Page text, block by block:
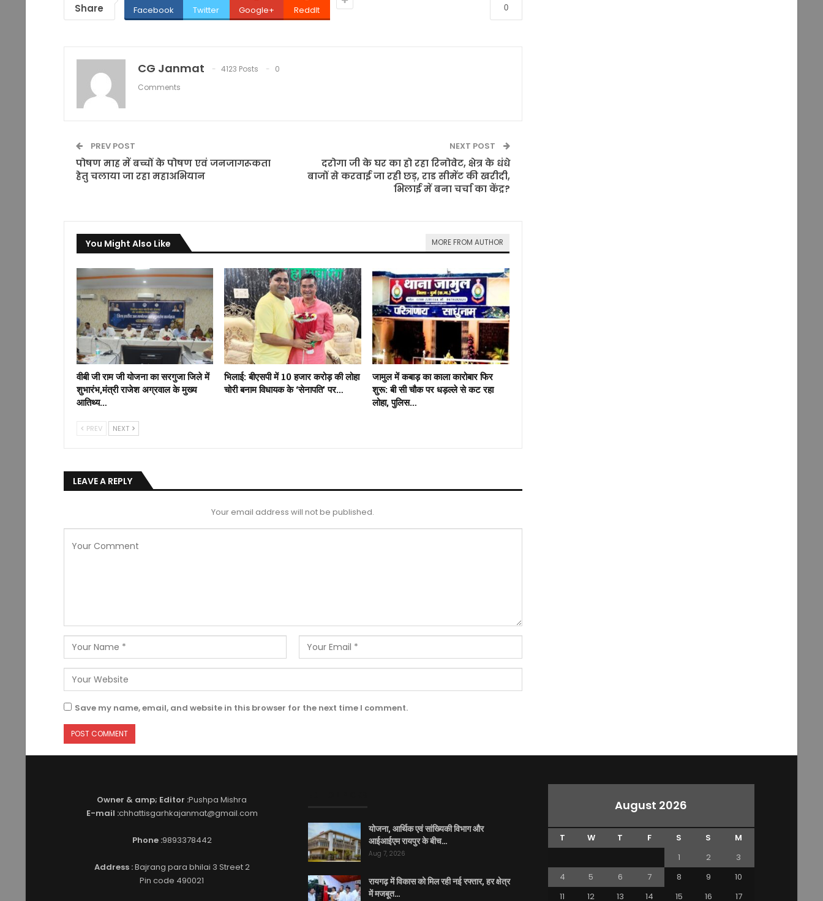
0
Share Facebook Twitter Google+ ReddIt
CG Janmat 4123 Posts
0
Comments
PREV POST
पोषण माह में बच्चों के पोषण एवं जनजागरूकता
हेतु चलाया जा रहा महाअभियान
NEXT POST
दरोगा जी के घर का हो रहा रिनोवेट, क्षेत्र के धंधे
बाजों से करवाई जा रही छड़, राड सीमेंट की खरीदी,
भिलाई में बना चर्चा का केंद्र?
You Might Also Like MORE FROM AUTHOR
वीबी जी राम जी योजना का सरगुजा जिले में
शुभारंभ,मंत्री राजेश अग्रवाल के मुख्य
आतिथ्य…
भिलाई: बीएसपी में 10 हजार करोड़ की लोहा
चोरी बनाम विधायक के ‘सेनापति’ पर…
जामुल में कबाड़ का काला कारोबार फिर
शुरू: बी सी चौक पर धड़ल्ले से कट रहा
लोहा, पुलिस…
PREV NEXT
LEAVE A REPLY
Your email address will not be published.
Save my name, email, and website in this browser for the next time I comment.
Owner & amp; Editor :Pushpa Mishra
E-mail :chhattisgarhkajanmat@gmail.com
Phone :9893378442
Address :Bajrang para bhilai 3 Street 2
Pin code 490021
योजना, आर्थिक एवं सांख्यिकी विभाग और
आईआईएम रायपुर के बीच…
Aug 7, 2026
रायगढ़ में विकास को मिल रही नई रफ्तार, हर क्षेत्र
में मजबूत…
August 2026
T W T F S S
M
1
2
3
4
5 6 7 8 9
10
11
12 13 14 15 16 17